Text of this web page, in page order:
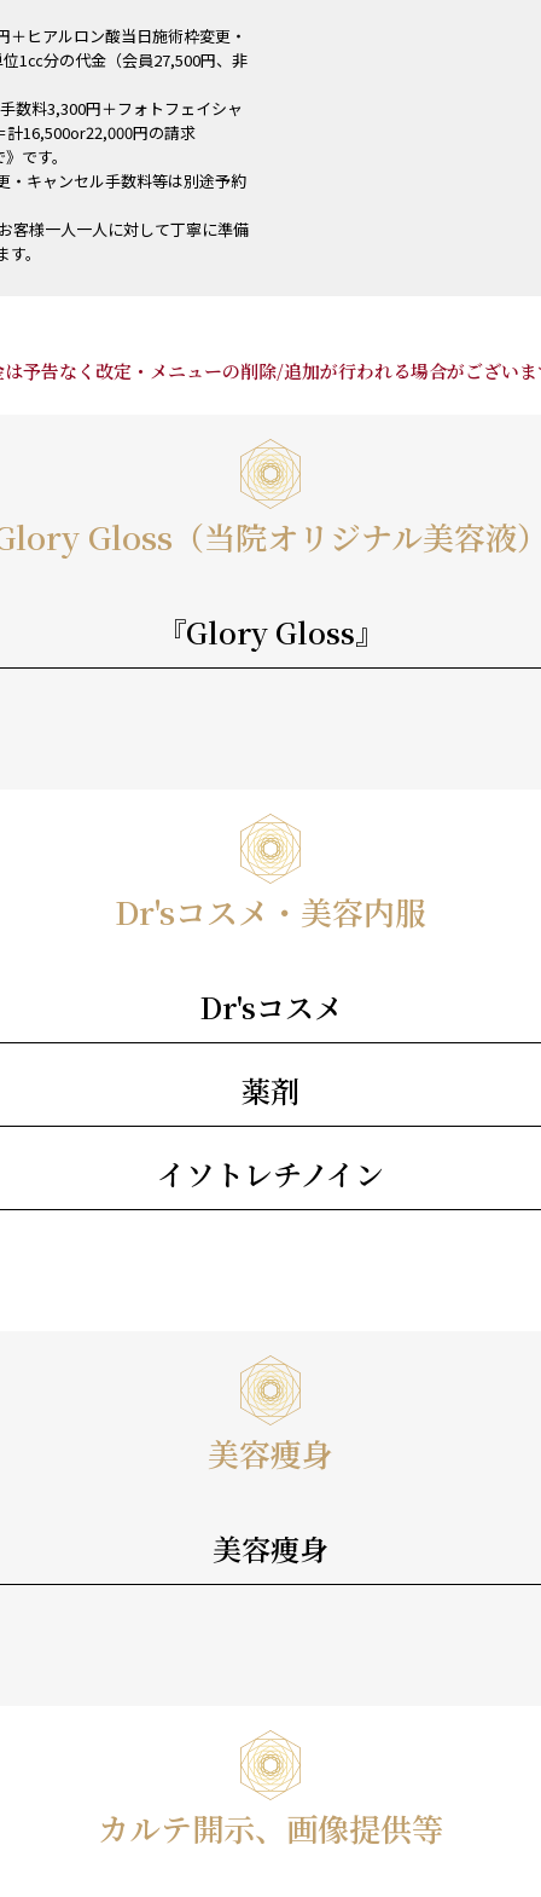
ヒアルロン酸当日施術枠変更・
1㏄分の代金（会員27,500円、非
数料3,300円＋フォトフェイシャ
16,500or22,000円の請求
です。
キャンセル手数料等は別途予約
客様一人一人に対して丁寧に準備
。
は予告なく改定・メニューの削除/追加が行われる場合がございま
Gloss（当院オリジナル美容液
『Glory Gloss』
Dr'sコスメ・美容内服
Dr'sコスメ
薬剤
イソトレチノイン
美容痩身
美容痩身
カルテ開示、画像提供等